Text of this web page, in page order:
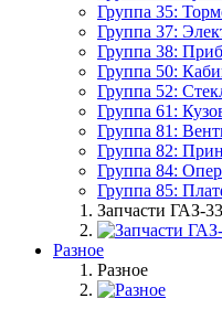
Группа 35:
Группа 37:
Группа 38:
Группа 50:
Группа 52:
Группа 61:
Группа 81:
Группа 82:
Группа 84:
Группа 85:
Запчасти ГАЗ-
Разное
Разное